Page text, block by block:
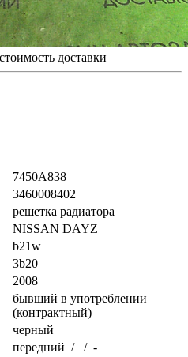
доставки
7450A838
3460008402
решетка радиатора
NISSAN DAYZ
b21w
3b20
2008
бывший в употреблении
(контрактный)
черный
передний / / -